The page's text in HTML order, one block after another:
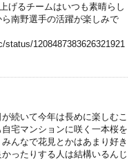
げるチームはいつも素晴らし
南野選手の活躍が楽しみで
1208487383626321921
続いて今年は長めに楽しむこ
宅マンションに咲く一本桜を
んなで花見とかはあまり好き
ったりする人は結構いるんじ